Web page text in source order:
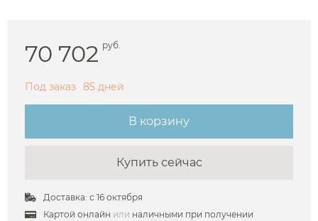
70 702 руб.
Под заказ 85 дней
В корзину
Купить сейчас
Доставка: с 16 октября
Картой онлайн или наличными при получении